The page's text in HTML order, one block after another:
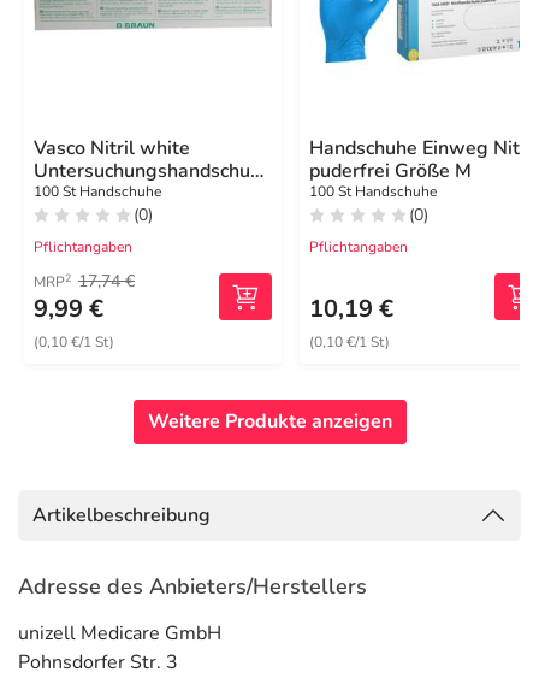
Vasco Nitril white
Untersuchungshandschuhe
Größe L
100 St Handschuhe
(0)
Pflichtangaben
MRP2 17,74 €
9,99 €
(0,10 €/1 St)
Handschuhe Einweg Nitril
puderfrei Größe M
100 St Handschuhe
(0)
Pflichtangaben
10,19 €
(0,10 €/1 St)
Weitere Produkte anzeigen
Artikelbeschreibung
Adresse des Anbieters/Herstellers
unizell Medicare GmbH
Pohnsdorfer Str. 3